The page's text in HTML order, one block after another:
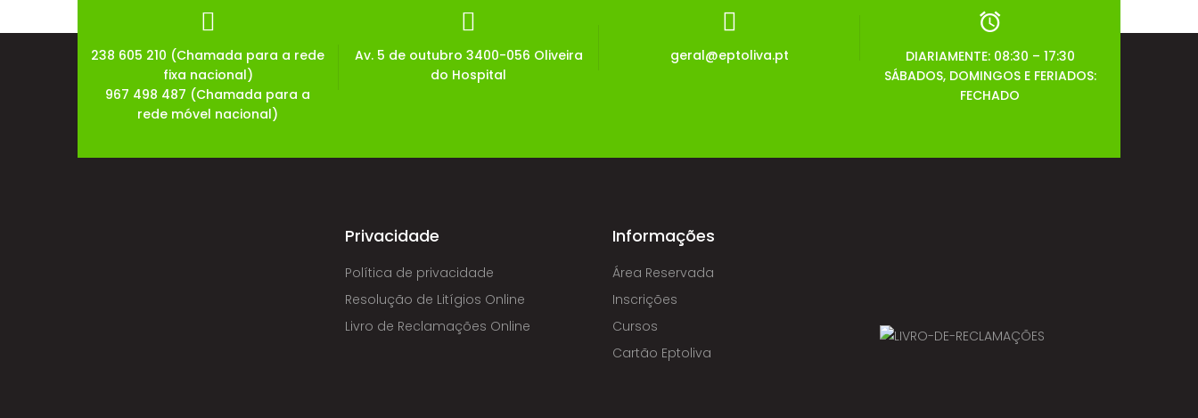
238 605 210 (Chamada para a rede
fixa nacional)
967 498 487 (Chamada para a
rede móvel nacional)
Av. 5 de outubro 3400-056 Oliveira
do Hospital
geral@eptoliva.pt
DIARIAMENTE: 08:30 – 17:30
SÁBADOS, DOMINGOS E FERIADOS:
FECHADO
Privacidade
Política de privacidade
Resolução de Litígios Online
Livro de Reclamações Online
Informações
Área Reservada
Inscrições
Cursos
Cartão Eptoliva